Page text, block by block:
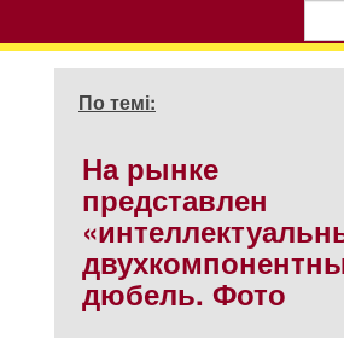
По темі:
На рынке
представлен
дюбель. Фото